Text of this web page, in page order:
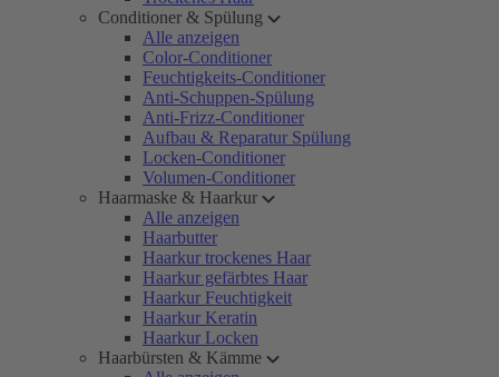
Conditioner & Spülung
Alle anzeigen
Color-Conditioner
Feuchtigkeits-Conditioner
Anti-Schuppen-Spülung
Anti-Frizz-Conditioner
Aufbau & Reparatur Spülung
Locken-Conditioner
Volumen-Conditioner
Haarmaske & Haarkur
Alle anzeigen
Haarbutter
Haarkur trockenes Haar
Haarkur gefärbtes Haar
Haarkur Feuchtigkeit
Haarkur Keratin
Haarkur Locken
Haarbürsten & Kämme